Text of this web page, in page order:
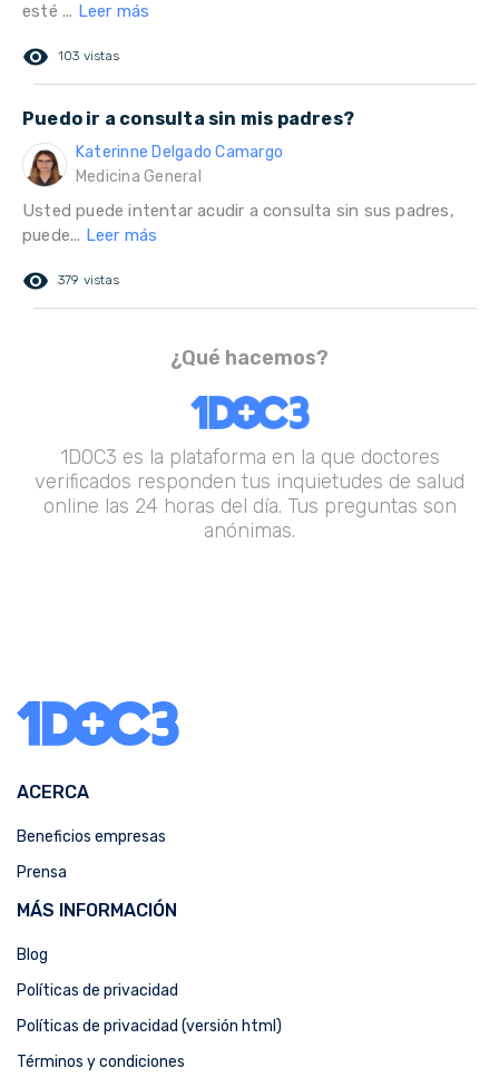
esté ... Leer más
remove_red_eye 103 vistas
Puedo ir a consulta sin mis padres?
Katerinne Delgado Camargo
Medicina General
Usted puede intentar acudir a consulta sin sus padres,
puede... Leer más
remove_red_eye 379 vistas
¿Qué hacemos?
1DOC3 es la plataforma en la que doctores
verificados responden tus inquietudes de salud
online las 24 horas del día. Tus preguntas son
anónimas.
ACERCA
Beneficios empresas
Prensa
MÁS INFORMACIÓN
Blog
Políticas de privacidad
Políticas de privacidad (versión html)
Términos y condiciones